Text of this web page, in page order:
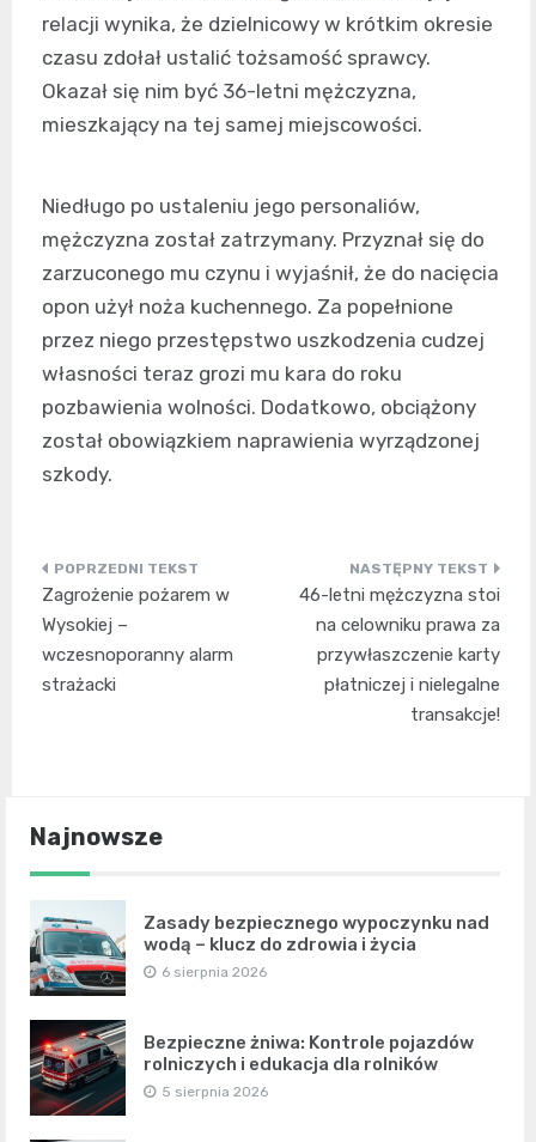
relacji wynika, że dzielnicowy w krótkim okresie
czasu zdołał ustalić tożsamość sprawcy.
Okazał się nim być 36-letni mężczyzna,
mieszkający na tej samej miejscowości.
Niedługo po ustaleniu jego personaliów,
mężczyzna został zatrzymany. Przyznał się do
zarzuconego mu czynu i wyjaśnił, że do nacięcia
opon użył noża kuchennego. Za popełnione
przez niego przestępstwo uszkodzenia cudzej
własności teraz grozi mu kara do roku
pozbawienia wolności. Dodatkowo, obciążony
został obowiązkiem naprawienia wyrządzonej
szkody.
Nawigacja
wpisu
Zagrożenie pożarem w
Wysokiej –
wczesnoporanny alarm
strażacki
46-letni mężczyzna stoi
na celowniku prawa za
przywłaszczenie karty
płatniczej i nielegalne
transakcje!
Najnowsze
Zasady bezpiecznego wypoczynku nad
wodą – klucz do zdrowia i życia
6 sierpnia 2026
Bezpieczne żniwa: Kontrole pojazdów
rolniczych i edukacja dla rolników
5 sierpnia 2026